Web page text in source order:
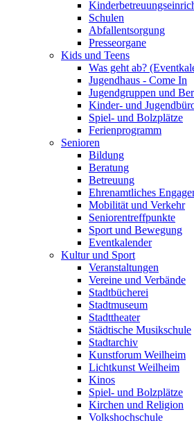
Schulen
Abfallentsorgung
Presseorgane
Kids und Teens
Was geht ab?
Jugendhaus - Come In
Jugendgruppen und
Kinder- und
Spiel- und Bolzplätze
Ferienprogramm
Senioren
Bildung
Beratung
Betreuung
Ehrenamtliches
Mobilität und Verkehr
Seniorentreffpunkte
Sport und Bewegung
Eventkalender
Kultur und Sport
Veranstaltungen
Vereine und Verbände
Stadtbücherei
Stadtmuseum
Stadttheater
Städtische Musikschule
Stadtarchiv
Kunstforum Weilheim
Lichtkunst Weilheim
Kinos
Spiel- und Bolzplätze
Kirchen und Religion
Volkshochschule